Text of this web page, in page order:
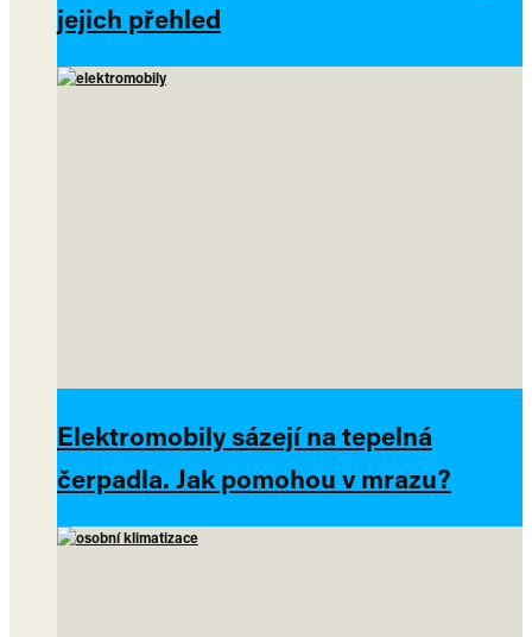
jejich přehled
Elektromobily sázejí na tepelná
čerpadla. Jak pomohou v mrazu?